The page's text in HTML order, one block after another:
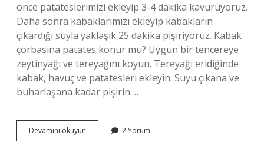
önce patateslerimizi ekleyip 3-4 dakika kavuruyoruz.
Daha sonra kabaklarımızı ekleyip kabakların
çıkardığı suyla yaklaşık 25 dakika pişiriyoruz. Kabak
çorbasına patates konur mu? Uygun bir tencereye
zeytinyağı ve tereyağını koyun. Tereyağı eridiğinde
kabak, havuç ve patatesleri ekleyin. Suyu çıkana ve
buharlaşana kadar pişirin.…
Devamını okuyun
Yemeğine
2 Yorum